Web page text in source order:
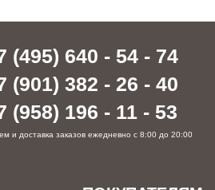
(495) 640 - 54 - 74
(901) 382 - 26 - 40
(958) 196 - 11 - 53
и доставка заказов ежедневно с 8:00 до 20:00